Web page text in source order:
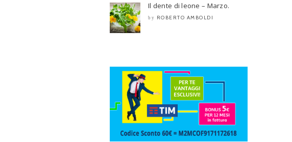
Il dente di leone – Marzo.
by ROBERTO AMBOLDI